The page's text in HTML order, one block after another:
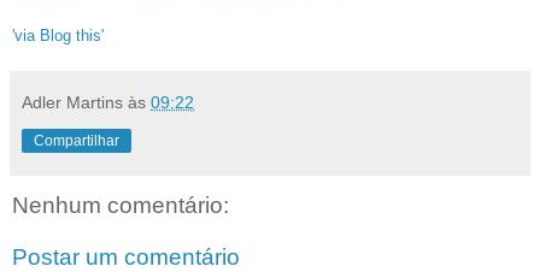
'via Blog this'
Adler Martins às 09:22
Compartilhar
Nenhum comentário:
Postar um comentário